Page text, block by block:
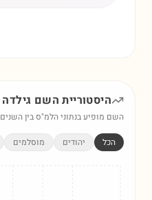
היסטוריית השם גילדה
השם מופיע בנתוני הלמ"ס בין השנים
הכל יהודים מוסלמים